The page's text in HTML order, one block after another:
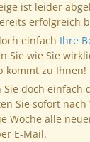
ist leider
erfolgreich
einfach Ihre
Sie wie Sie
kommt zu Ihnen!
doch einfach
Sie sofort
Woche alle
E-Mail.